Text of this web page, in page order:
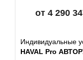
от 4 290
Индивидуальные
HAVAL Pro